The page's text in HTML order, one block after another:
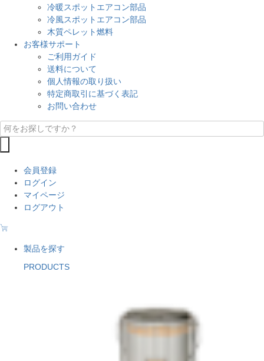
冷暖スポットエアコン部品
冷風スポットエアコン部品
木質ペレット燃料
お客様サポート
ご利用ガイド
送料について
個人情報の取り扱い
特定商取引に基づく表記
お問い合わせ
会員登録
ログイン
マイページ
ログアウト
製品を探す
PRODUCTS